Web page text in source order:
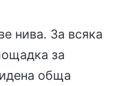
нива. За всяка
за
обща